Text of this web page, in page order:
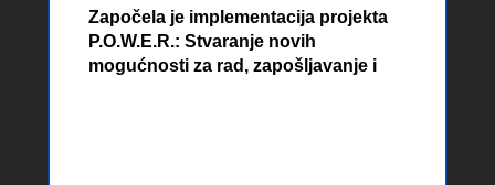
Započela je implementacija projekta
P.O.W.E.R.: Stvaranje novih
mogućnosti za rad, zapošljavanje i